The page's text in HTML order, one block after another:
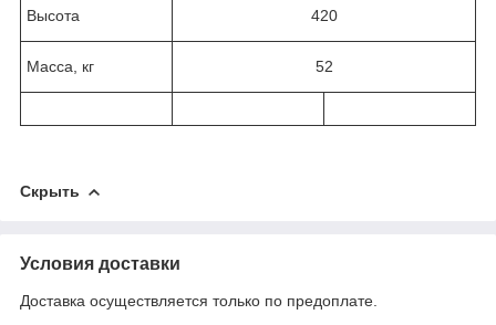
Высота 420
Масса, кг 52
Скрыть
Условия доставки
Доставка осуществляется только по предоплате.